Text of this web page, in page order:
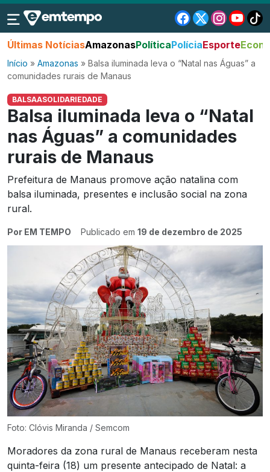
Últimas NotíciasAmazonasPolíticaPolíciaEsporte
Início » Amazonas » Balsa iluminada leva o “Natal nas Águas” a
comunidades rurais de Manaus
BALSAASOLIDARIEDADE
Balsa iluminada leva o “Natal
nas Águas” a comunidades
rurais de Manaus
Prefeitura de Manaus promove ação natalina com
balsa iluminada, presentes e inclusão social na zona
rural.
Por EM TEMPO Publicado em 19 de dezembro de 2025
Foto: Clóvis Miranda / Semcom
Moradores da zona rural de Manaus receberam nesta
quinta-feira (18) um presente antecipado de Natal: a